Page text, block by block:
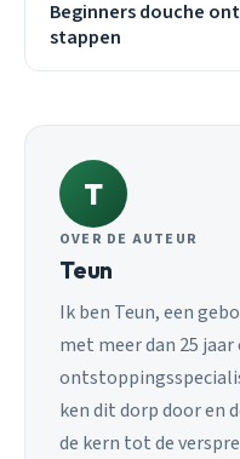
Beginners douche
stappen
T
OVER DE AUTEUR
Teun
Ik ben Teun, een
met meer dan 25
ken dit dorp door en
de kern tot de